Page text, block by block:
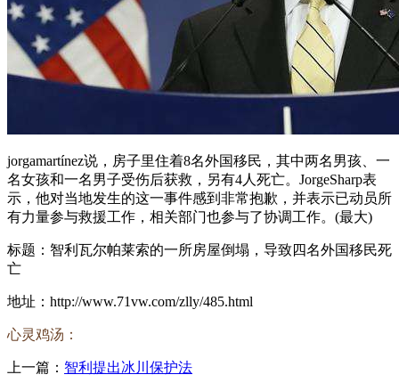
jorgamartínez说，房子里住着8名外国移民，其中两名男孩、一
名女孩和一名男子受伤后获救，另有4人死亡。JorgeSharp表
示，他对当地发生的这一事件感到非常抱歉，并表示已动员所
有力量参与救援工作，相关部门也参与了协调工作。(最大)
标题：智利瓦尔帕莱索的一所房屋倒塌，导致四名外国移民死
亡
地址：http://www.71vw.com/zlly/485.html
心灵鸡汤：
上一篇： 智利提出冰川保护法